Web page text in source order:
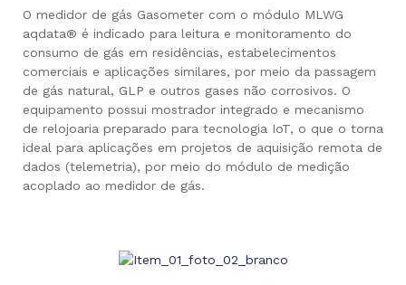
O medidor de gás Gasometer com o módulo MLWG
aqdata® é indicado para leitura e monitoramento do
consumo de gás em residências, estabelecimentos
comerciais e aplicações similares, por meio da passagem
de gás natural, GLP e outros gases não corrosivos. O
equipamento possui mostrador integrado e mecanismo
de relojoaria preparado para tecnologia IoT, o que o torna
ideal para aplicações em projetos de aquisição remota de
dados (telemetria), por meio do módulo de medição
acoplado ao medidor de gás.